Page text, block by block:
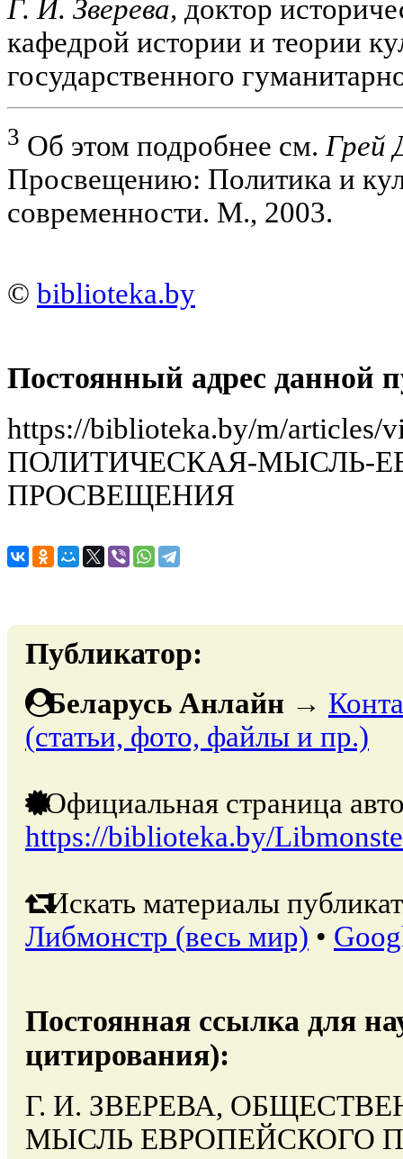
Г. И. Зверева, доктор
кафедрой истории и теории
государственного
3 Об этом подробнее см.Грей
Просвещению: Политика и
современности. М., 2003.
© biblioteka.by
Постоянный адрес данной
https://biblioteka.by/m/
ПОЛИТИЧЕСКАЯ-МЫСЛЬ-
ПРОСВЕЩЕНИЯ
Публикатор:
Беларусь Анлайн →
(статьи, фото, файлы и пр.)
Официальная страница
https://biblioteka.by/
Искать материалы
Либмонстр (весь мир) •
Постоянная ссылка для
цитирования):
Г. И. ЗВЕРЕВА,
МЫСЛЬ ЕВРОПЕЙСКОГО